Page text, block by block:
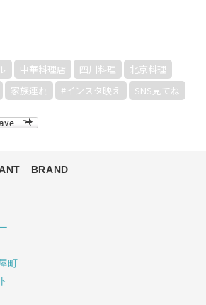
中華料理店 四川料理
北京料理
家族連れ #インスタ映え SNS見てね
BRAND
町